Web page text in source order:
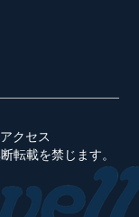
転載を禁じます。
アクセス